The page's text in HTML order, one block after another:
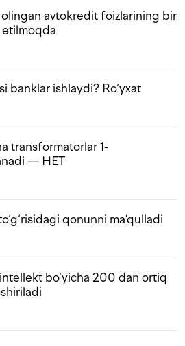
avtokredit foizlarining bir
banklar ishlaydi? Ro‘yxat
transformatorlar 1-
— HET
qonunni ma’qulladi
intellekt bo‘yicha 200 dan ortiq